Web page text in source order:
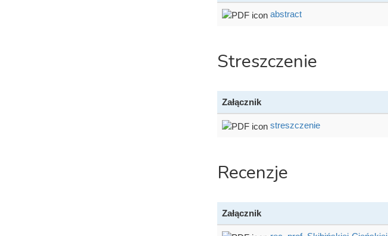
abstract
Streszczenie
Załącznik
streszczenie
Recenzje
Załącznik